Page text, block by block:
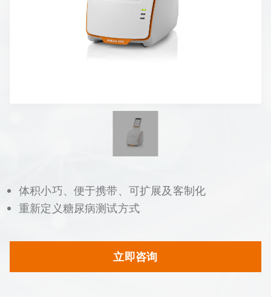
体积小巧、便于携带、可扩展及客制化
重新定义糖尿病测试方式
立即咨询